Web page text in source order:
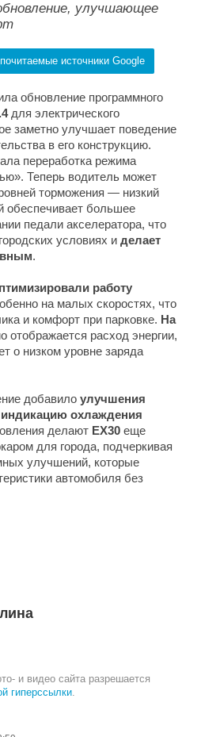
улучшающее
источники Google
обновление программного
для электрического
заметно улучшает поведение
в его конструкцию.
переработка режима
Теперь водитель может
торможения — низкий
обеспечивает большее
педали акселератора, что
условиях и делает
.
работу
на малых скоростях, что
и комфорт при парковке. На
отображается расход энергии,
о низком уровне заряда
добавило улучшения
индикацию охлаждения
делают EX30 еще
для города, подчеркивая
улучшений, которые
автомобиля без
и видео сайта разрешается
гиперссылки.